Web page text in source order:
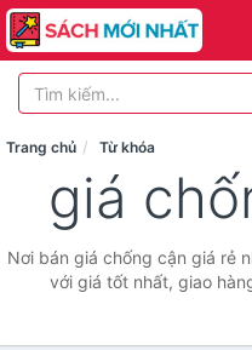
Trang chủ Từ khóa
giá
Nơi bán giá chống cận giá rẻ
với giá tốt nhất, giao